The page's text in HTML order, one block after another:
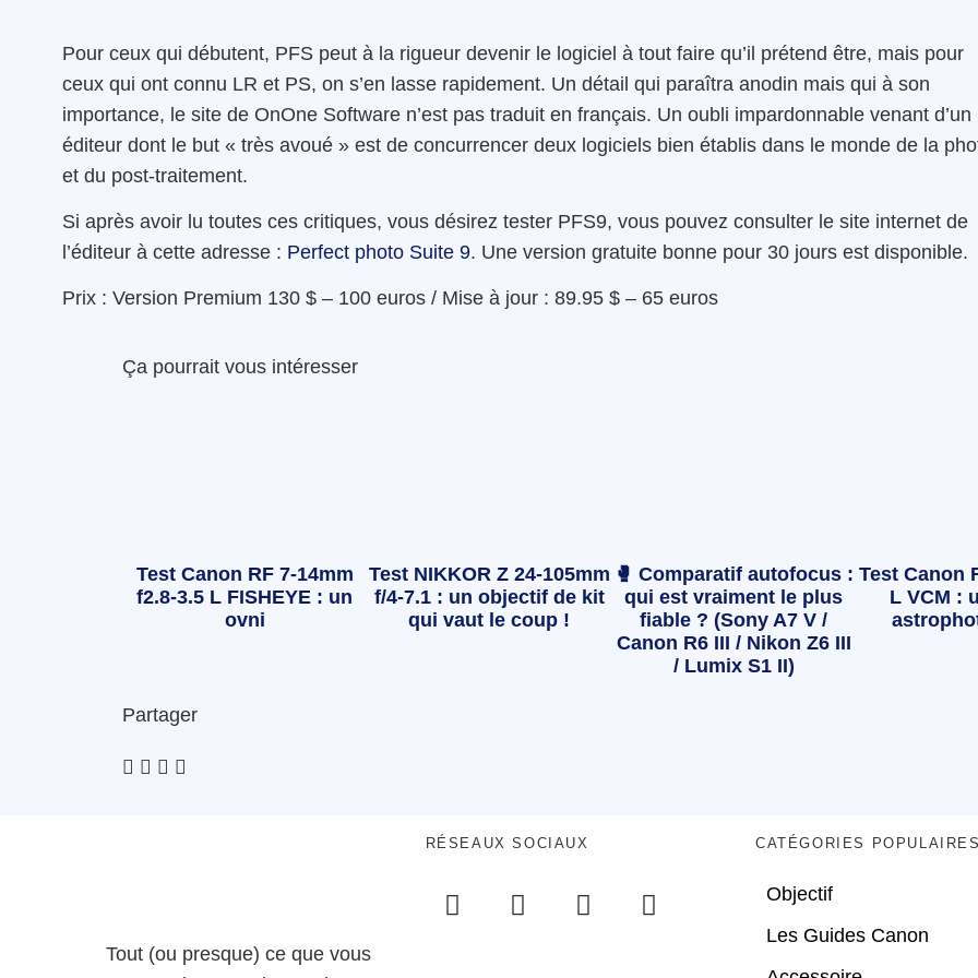
Pour ceux qui débutent, PFS peut à la rigueur devenir le logiciel à tout faire qu’il prétend être, mais pour
ceux qui ont connu LR et PS, on s’en lasse rapidement. Un détail qui paraîtra anodin mais qui à son
importance, le site de OnOne Software n’est pas traduit en français. Un oubli impardonnable venant d’un
éditeur dont le but « très avoué » est de concurrencer deux logiciels bien établis dans le monde de la
et du post-traitement.
Si après avoir lu toutes ces critiques, vous désirez tester PFS9, vous pouvez consulter le site internet de
l’éditeur à cette adresse : Perfect photo Suite 9. Une version gratuite bonne pour 30 jours est disponible.
Prix : Version Premium 130 $ – 100 euros / Mise à jour : 89.95 $ – 65 euros
Ça pourrait vous intéresser
Test Canon RF 7-14mm
f2.8-3.5 L FISHEYE : un
ovni
Test NIKKOR Z 24-105mm
f/4-7.1 : un objectif de kit
qui vaut le coup !
🥊 Comparatif autofocus :
qui est vraiment le plus
fiable ? (Sony A7 V /
Canon R6 III / Nikon Z6 III
/ Lumix S1 II)
Test Canon
L VCM :
Partager
Tout (ou presque) ce que vous
RÉSEAUX SOCIAUX CATÉGORIES
Objectif
Les Guides Canon